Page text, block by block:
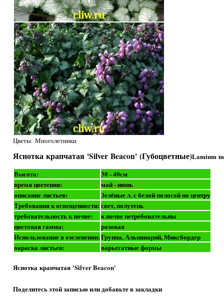
Цветы: Многолетники
Яснотка крапчатая 'Silver Beacon' (Губоцветные)Lamium
Высота:
30 - 40см
время цветения:
май - июнь
описание листьев:
Зелёные л. с белой полосой по центру
Требования к освещенности: свет, полутень
требовательность к почве:
к почве нетребовательны
цветовая гамма:
розовая
Использование в озеленении:Группа, Альпинарий, Миксбордер
окраска листьев:
варьегатные формы
Яснотка крапчатая 'Silver Beacon'
Поделитесь этой записью или добавьте в закладки